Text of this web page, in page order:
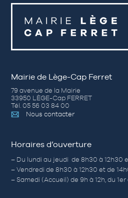
Mairie de Lège-Cap Ferret
79 avenue de la Mairie
33950 LÈGE-Cap FERRET
Tél. 05 56 03 84 00
Nous contacter
Horaires d’ouverture
– Du lundi au jeudi de 8h30 à 12h30
– Vendredi de 8h30 à 12h30 et de
– Samedi (Accueil) de 9h à 12h, du